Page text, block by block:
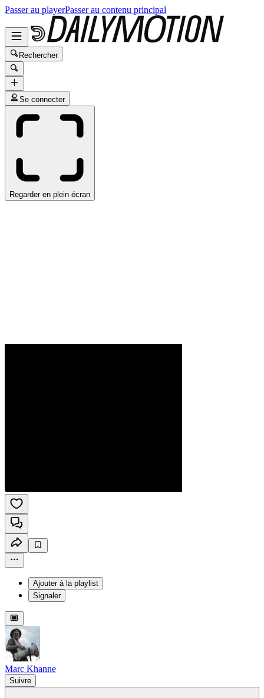
Passer au playerPasser au contenu principal
Rechercher
Se connecter
Regarder en plein écran
Ajouter à la playlist
Signaler
Marc Khanne
Suivre